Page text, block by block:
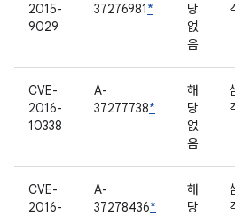
2015-
9029
37276981*
당
없
음
CVE-
2016-
10338
A-
37277738*
해
당
없
음
CVE-
2016-
A-
37278436*
해
당